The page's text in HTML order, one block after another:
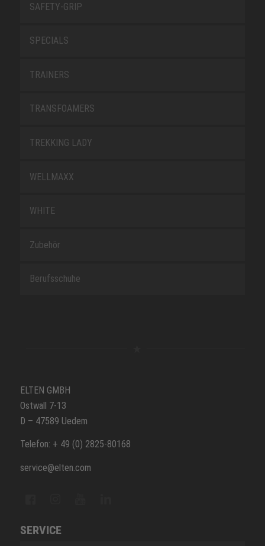
SAFETY-GRIP
SPECIALS
TRAINERS
TRANSFOAMERS
TREKKING LADY
WELLMAXX
WHITE
Zubehör
Berufsschuhe
ELTEN GMBH
Ostwall 7-13
D – 47589 Uedem
Telefon: + 49 (0) 2825-80168
service@elten.com
SERVICE